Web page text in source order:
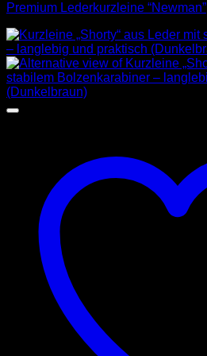
Premium Lederkurzleine “Newman”